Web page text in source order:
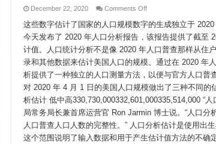
Nhân
Học
Ước
Tính
Dân
Số
December 22, 2020 Comments Offon
口
普
查
局
发
布
2020
年
口
分
析
人
口
这些数字估计了国家的人口规模数字的生成独立于
今天发布了 2020 年人口分析报告，该报告提供了截至
计值。人口统计分析不是像 2020 年人口普查那样从住
录和其他数据来估计美国人口的规模。通过在 2020 年
析提供了一种独立的人口测量方法，以便与官方人口
对 2020 年 4 月 1 日的美国人口规模做出了三种不同
析估计 低中高330,730,000332,601,000335,514,000 “
局常务局长兼首席运营官 Ron Jarmin 博士说。“人口
人口普查人口人数的完整性。” 人口分析估计是使用出
这个范围说明了输入数据和用于产生估计值方法的不